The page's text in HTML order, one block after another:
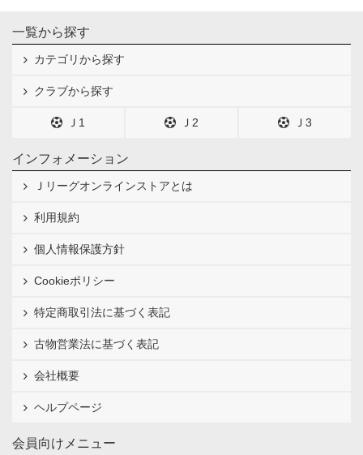
一覧から探す
カテゴリから探す
クラブから探す
Ｊ1 Ｊ2 Ｊ3
インフォメーション
Ｊリーグオンラインストアとは
利用規約
個人情報保護方針
Cookieポリシー
特定商取引法に基づく表記
古物営業法に基づく表記
会社概要
ヘルプページ
会員向けメニュー